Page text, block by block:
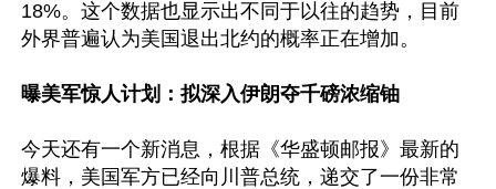
18%。这个数据也显示出不同于以往的趋势，目前
外界普遍认为美国退出北约的概率正在增加。
曝美军惊人计划：拟深入伊朗夺千磅浓缩铀
今天还有一个新消息，根据《华盛顿邮报》最新的
爆料，美国军方已经向川普总统，递交了一份非常